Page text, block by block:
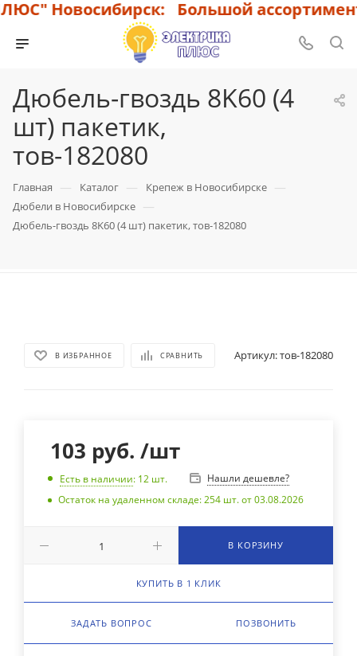
Новосибирск: Большой
Дюбель-гвоздь 8K60 (4
шт) пакетик,
тов-182080
Главная — Каталог — Крепеж в Новосибирске —
Дюбели в Новосибирске —
Дюбель-гвоздь 8K60 (4 шт) пакетик, тов-182080
В ИЗБРАННОЕ СРАВНИТЬ Артикул:тов-182080
103 руб. /шт
Есть в наличии: 12 шт.
Нашли дешевле?
Остаток на удаленном складе: 254 шт. от 03.08.2026
В КОРЗИНУ
КУПИТЬ В 1 КЛИК
ЗАДАТЬ ВОПРОС ПОЗВОНИТЬ